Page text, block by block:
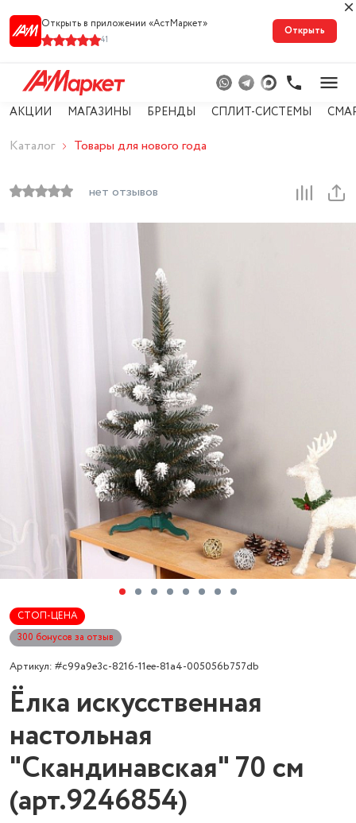
Открыть в приложении «АстМарке‪т‬»
41
Открыть
АКЦИИ МАГАЗИНЫ БРЕНДЫ СПЛИТ-СИСТЕМЫ
Каталог Товары для нового года
нет отзывов
СТОП-ЦЕНА
300 бонусов за отзыв
Артикул: #c99a9e3c-8216-11ee-81a4-005056b757db
Ёлка искусственная
настольная
"Скандинавская" 70 см
(арт.9246854)